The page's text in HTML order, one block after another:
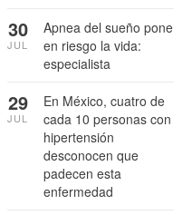
Apnea del sueño pone
en riesgo la vida:
especialista
30
JUL
En México, cuatro de
cada 10 personas con
hipertensión
desconocen que
padecen esta
enfermedad
29
JUL